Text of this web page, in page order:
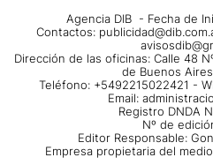
Agencia DIB - Fecha de
Contactos:
Dirección de las oficinas: Calle 48
de Buenos
Teléfono: +5492215022421 -
Email:
Registro DNDA
Nº de
Editor Responsable:
Empresa propietaria del